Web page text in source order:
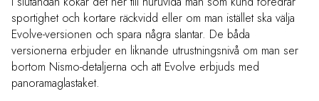
sportighet och kortare räckvidd eller om man istället ska välja
Evolve-versionen och spara några slantar. De båda
versionerna erbjuder en liknande utrustningsnivå om man ser
bortom Nismo-detaljerna och att Evolve erbjuds med
panoramaglastaket.